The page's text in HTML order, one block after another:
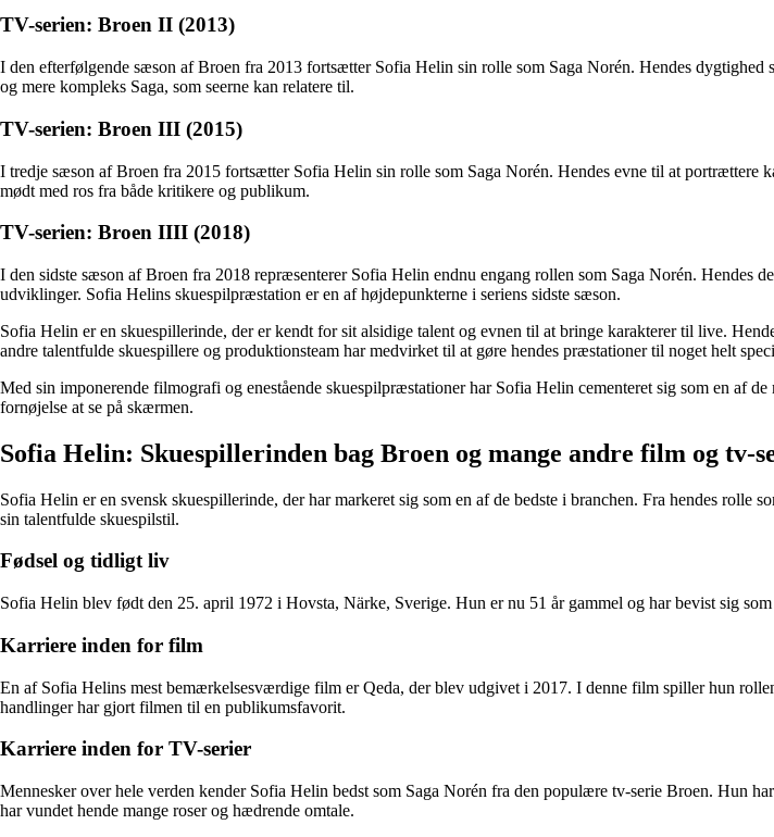
TV-serien: Broen II (2013)
I den efterfølgende sæson af Broen fra 2013 fortsætter Sofia Helin sin rolle som Saga Norén. Hendes
og mere kompleks Saga, som seerne kan relatere til.
TV-serien: Broen III (2015)
I tredje sæson af Broen fra 2015 fortsætter Sofia Helin sin rolle som Saga Norén. Hendes evne til at portrættere
mødt med ros fra både kritikere og publikum.
TV-serien: Broen IIII (2018)
I den sidste sæson af Broen fra 2018 repræsenterer Sofia Helin endnu engang rollen som Saga Norén. Hendes
udviklinger. Sofia Helins skuespilpræstation er en af højdepunkterne i seriens sidste sæson.
Sofia Helin er en skuespillerinde, der er kendt for sit alsidige talent og evnen til at bringe karakterer til live.
andre talentfulde skuespillere og produktionsteam har medvirket til at gøre hendes præstationer til noget helt
Med sin imponerende filmografi og enestående skuespilpræstationer har Sofia Helin cementeret sig som en af
fornøjelse at se på skærmen.
Sofia Helin: Skuespillerinden bag Broen og mange andre film og tv-
Sofia Helin er en svensk skuespillerinde, der har markeret sig som en af de bedste i branchen. Fra hendes
sin talentfulde skuespilstil.
Fødsel og tidligt liv
Sofia Helin blev født den 25. april 1972 i Hovsta, Närke, Sverige. Hun er nu 51 år gammel og har bevist sig
Karriere inden for film
En af Sofia Helins mest bemærkelsesværdige film er Qeda, der blev udgivet i 2017. I denne film spiller hun
handlinger har gjort filmen til en publikumsfavorit.
Karriere inden for TV-serier
Mennesker over hele verden kender Sofia Helin bedst som Saga Norén fra den populære tv-serie Broen. Hun
har vundet hende mange roser og hædrende omtale.